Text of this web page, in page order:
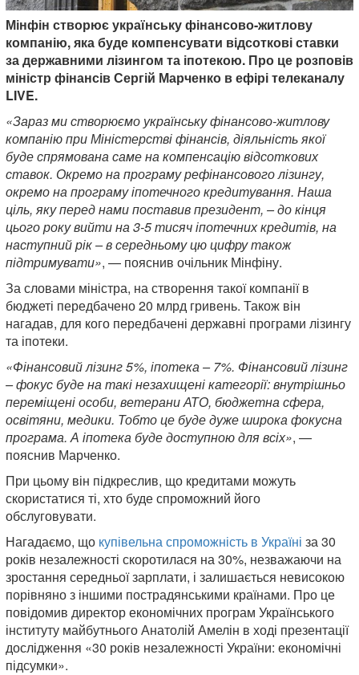
Мінфін створює українську фінансово-житлову
компанію, яка буде компенсувати відсоткові ставки
за державними лізингом та іпотекою. Про це розповів
міністр фінансів Сергій Марченко в ефірі телеканалу
LIVE.
«Зараз ми створюємо українську фінансово-житлову
компанію при Міністерстві фінансів, діяльність якої
буде спрямована саме на компенсацію відсоткових
ставок. Окремо на програму рефінансового лізингу,
окремо на програму іпотечного кредитування. Наша
ціль, яку перед нами поставив президент, – до кінця
цього року вийти на 3-5 тисяч іпотечних кредитів, на
наступний рік – в середньому цю цифру також
підтримувати», — пояснив очільник Мінфіну.
За словами міністра, на створення такої компанії в
бюджеті передбачено 20 млрд гривень. Також він
нагадав, для кого передбачені державні програми лізингу
та іпотеки.
«Фінансовий лізинг 5%, іпотека – 7%. Фінансовий лізинг
– фокус буде на такі незахищені категорії: внутрішньо
переміщені особи, ветерани АТО, бюджетна сфера,
освітяни, медики. Тобто це буде дуже широка фокусна
програма. А іпотека буде доступною для всіх», —
пояснив Марченко.
При цьому він підкреслив, що кредитами можуть
скористатися ті, хто буде спроможний його
обслуговувати.
Нагадаємо, що купівельна спроможність в Україні за 30
років незалежності скоротилася на 30%, незважаючи на
зростання середньої зарплати, і залишається невисокою
порівняно з іншими пострадянськими країнами. Про це
повідомив директор економічних програм Українського
інституту майбутнього Анатолій Амелін в ході презентації
дослідження «30 років незалежності України: економічні
підсумки».